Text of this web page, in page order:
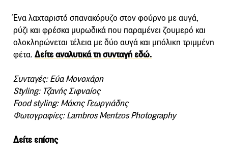
Ένα λαχταριστό σπανακόρυζο στον φούρνο με αυγά,
ρύζι και φρέσκα μυρωδικά που παραμένει ζουμερό και
ολοκληρώνεται τέλεια με δύο αυγά και μπόλικη τριμμένη
φέτα. Δείτε αναλυτικά τη συνταγή εδώ.
Συνταγές: Εύα Μονοχάρη
Styling: Τζανής Σιφναίος
Food styling: Μάκης Γεωργιάδης
Φωτογραφίες: Lambros Mentzos Photography
Δείτε επίσης